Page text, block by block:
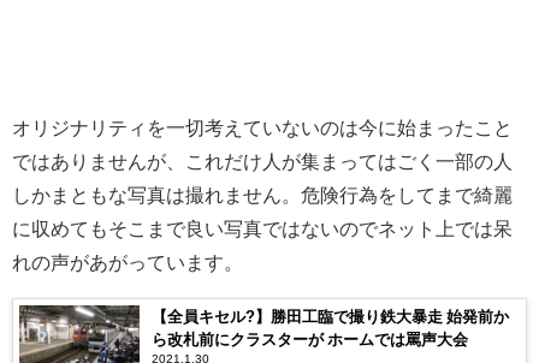
オリジナリティを一切考えていないのは今に始まったこと
ではありませんが、これだけ人が集まってはごく一部の人
しかまともな写真は撮れません。危険行為をしてまで綺麗
に収めてもそこまで良い写真ではないのでネット上では呆
れの声があがっています。
【全員キセル?】勝田工臨で撮り鉄大暴走 始発前か
ら改札前にクラスターが ホームでは罵声大会
2021.1.30